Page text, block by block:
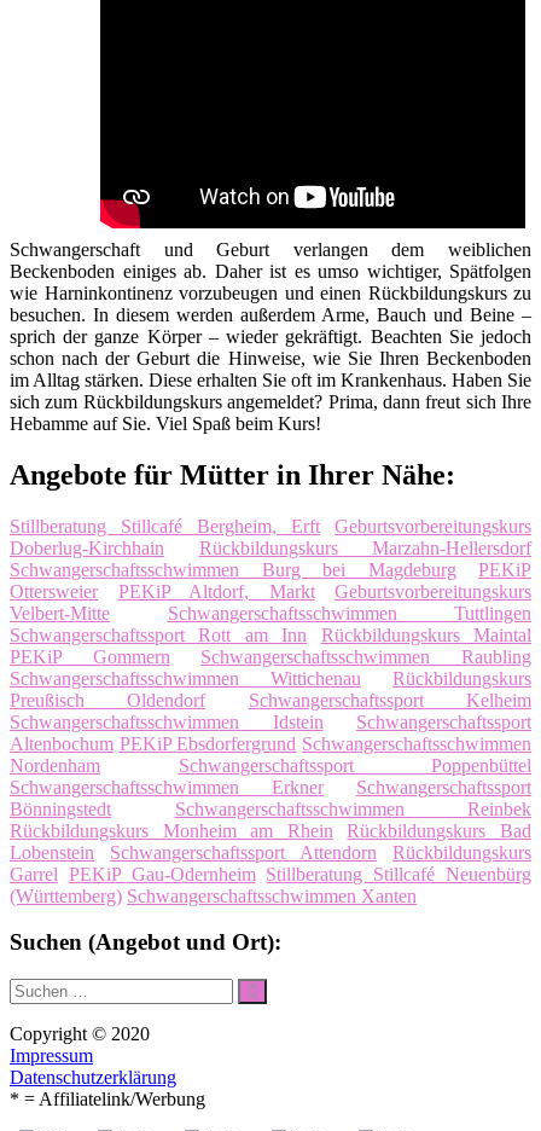
Schwangerschaft und Geburt verlangen dem weiblichen
Beckenboden einiges ab. Daher ist es umso wichtiger, Spätfolgen
wie Harninkontinenz vorzubeugen und einen Rückbildungskurs zu
besuchen. In diesem werden außerdem Arme, Bauch und Beine –
sprich der ganze Körper – wieder gekräftigt. Beachten Sie jedoch
schon nach der Geburt die Hinweise, wie Sie Ihren Beckenboden
im Alltag stärken. Diese erhalten Sie oft im Krankenhaus. Haben Sie
sich zum Rückbildungskurs angemeldet? Prima, dann freut sich Ihre
Hebamme auf Sie. Viel Spaß beim Kurs!
Angebote für Mütter in Ihrer Nähe:
Stillberatung Stillcafé Bergheim, Erft
Geburtsvorbereitungskurs
Doberlug-Kirchhain
Rückbildungskurs Marzahn-Hellersdorf
Schwangerschaftsschwimmen Burg bei Magdeburg
PEKiP
Ottersweier
PEKiP Altdorf, Markt
Geburtsvorbereitungskurs
Velbert-Mitte
Schwangerschaftsschwimmen Tuttlingen
Schwangerschaftssport Rott am Inn
Rückbildungskurs Maintal
PEKiP Gommern
Schwangerschaftsschwimmen Raubling
Schwangerschaftsschwimmen Wittichenau
Rückbildungskurs
Preußisch Oldendorf
Schwangerschaftssport Kelheim
Schwangerschaftsschwimmen Idstein
Schwangerschaftssport
Altenbochum PEKiP Ebsdorfergrund Schwangerschaftsschwimmen
Nordenham
Schwangerschaftssport Poppenbüttel
Schwangerschaftsschwimmen Erkner
Schwangerschaftssport
Bönningstedt
Schwangerschaftsschwimmen Reinbek
Rückbildungskurs Monheim am Rhein
Rückbildungskurs Bad
Lobenstein
Schwangerschaftssport Attendorn
Rückbildungskurs
Garrel PEKiP Gau-Odernheim Stillberatung Stillcafé Neuenbürg
(Württemberg) Schwangerschaftsschwimmen Xanten
Suchen (Angebot und Ort):
Suche
nach:
Suchen
Copyright © 2020
Impressum
Datenschutzerklärung
* = Affiliatelink/Werbung